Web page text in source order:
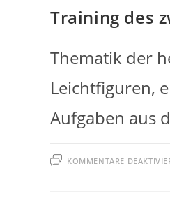
Training des
Thematik der
Leichtfiguren,
Aufgaben aus
KOMMENTARE